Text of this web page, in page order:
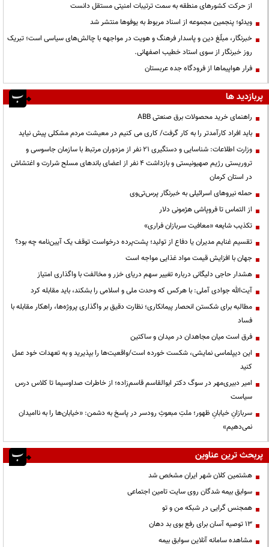
از حرکت کشورهای منطقه به سمت ترتیبات امنیتی مستقل دانست
ویدئو؛ پنجمین مجموعه از اسناد مربوط به یوفوها منتشر شد
خبرنگار، مبلّغ دین و پاسدار فرهنگ و هویت در مواجهه با چالش‌های سیاسی است؛ تبریک
روز خبرنگار از سوی استاد خطیب اصفهانی.
فرار هواپیماها از فرودگاه جده عربستان
پربازدید ها
راهنمای خرید محصولات برق صنعتی ABB
باید افراد کارآمدتر را به کار گرفت/ کاری می کنیم در معیشت مردم مشکلی پیش نیاید
وزارت اطلاعات: شناسایی و دستگیری ۲۱ نفر از مزدوران مرتبط با سازمان جاسوسی و
تروریستی رژیم صهیونیستی و بازداشت ۴ نفر از اعضای باندهای مسلح شرارت و اغتشاش
در استان کرمان
حمله نیروهای اسرائیلی به خبرنگار پرس‌تی‌وی
از التماس تا فروپاشی هژمونی دلار
تکذیب شایعه «معافیت سربازان فراری»
تقسیم غنایم مدیران یا دفاع از تولید؛ پشت‌پرده درخواست توقف یک آیین‌نامه چه بود؟
جهان با افزایش قیمت مواد غذایی مواجه است
هشدار حاجی دلیگانی درباره تغییر سهم دریای خزر و مخالفت با واگذاری امتیاز
آیت‌الله جوادی آملی: با هرکس که وحدت ملی و اسلامی را بشکند، باید مقابله کرد
مطالبه برای شکستن انحصار پیمانکاری؛ نظارت دقیق بر واگذاری پروژه‌ها، راهکار مقابله با
فساد
فرق است میان مجاهدان در میدان و ساکتین
این دیپلماسی نمایشی، شکست خورده است/واقعیت‌ها را بپذیرید و به تعهدات خود عمل
کنید
امیر دبیری‌مهر در سوگ دکتر ابوالقاسم قاسم‌زاده؛ از خاطرات صداوسیما تا کلاس درس
سیاست
سربازانِ خیابانِ ظهور؛ ملتِ مبعوثِ رودسر در پاسخ به دشمن: «خیابان‌ها را به ناامیدان
نمی‌دهیم»
پربحث ترین عناوین
هشتمین کلان شهر ایران مشخص شد
سوابق بیمه شدگان روی سایت تامین اجتماعی
همجنس گرایی در شبکه من و تو
13 توصیه آسان برای رفع بوی بد دهان
مشاهده سامانه آنلاين سوابق بیمه